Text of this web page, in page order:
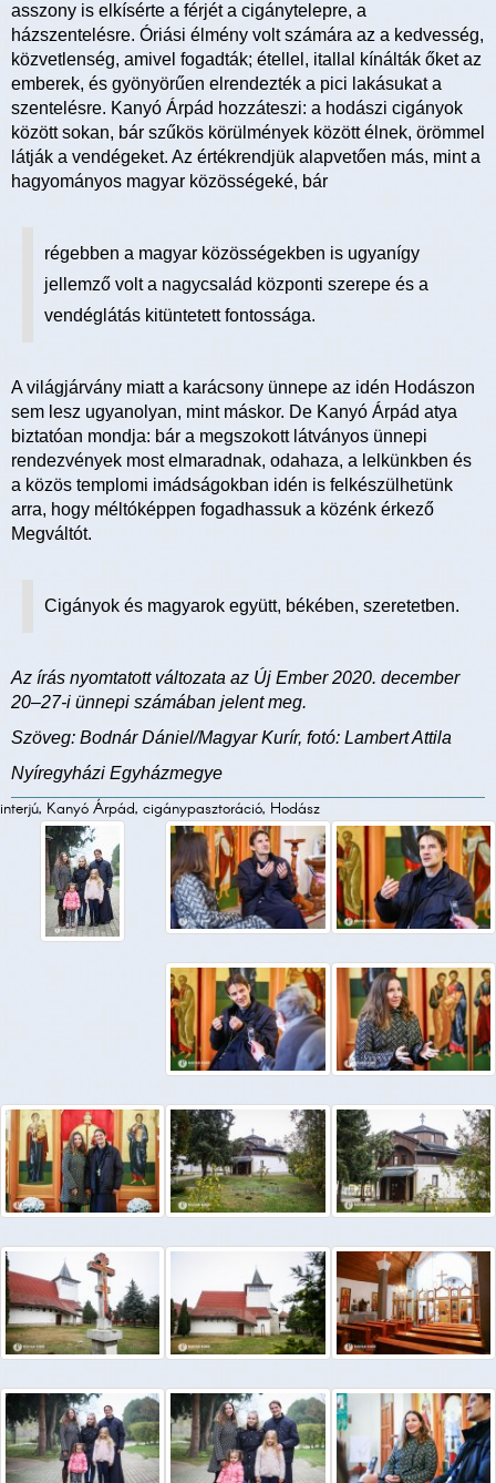
asszony is elkísérte a férjét a cigánytelepre, a
házszentelésre. Óriási élmény volt számára az a kedvesség,
közvetlenség, amivel fogadták; étellel, itallal kínálták őket az
emberek, és gyönyörűen elrendezték a pici lakásukat a
szentelésre. Kanyó Árpád hozzáteszi: a hodászi cigányok
között sokan, bár szűkös körülmények között élnek, örömmel
látják a vendégeket. Az értékrendjük alapvetően más, mint a
hagyományos magyar közösségeké, bár
régebben a magyar közösségekben is ugyanígy
jellemző volt a nagycsalád központi szerepe és a
vendéglátás kitüntetett fontossága.
A világjárvány miatt a karácsony ünnepe az idén Hodászon
sem lesz ugyanolyan, mint máskor. De Kanyó Árpád atya
biztatóan mondja: bár a megszokott látványos ünnepi
rendezvények most elmaradnak, odahaza, a lelkünkben és
a közös templomi imádságokban idén is felkészülhetünk
arra, hogy méltóképpen fogadhassuk a közénk érkező
Megváltót.
Cigányok és magyarok együtt, békében, szeretetben.
Az írás nyomtatott változata az Új Ember 2020. december
20–27-i ünnepi számában jelent meg.
Szöveg: Bodnár Dániel/Magyar Kurír, fotó: Lambert Attila
Nyíregyházi Egyházmegye
interjú, Kanyó Árpád, cigánypasztoráció, Hodász